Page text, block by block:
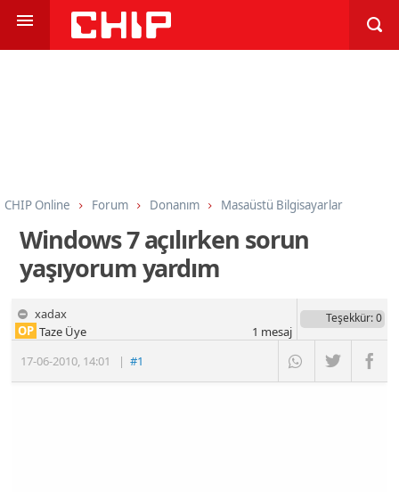
CHIP Online Forum Donanım Masaüstü Bilgisayarlar
Windows 7 açılırken sorun
yaşıyorum yardım
xadax
17-06-2010, 14:01 |#1
OP Taze Üye
Teşekkür: 0
1 mesaj